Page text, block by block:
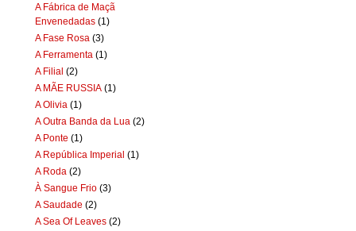
A Fábrica de Maçã
Envenedadas (1)
A Fase Rosa (3)
A Ferramenta (1)
A Filial (2)
A MÃE RUSSIA (1)
A Olivia (1)
A Outra Banda da Lua (2)
A Ponte (1)
A República Imperial (1)
A Roda (2)
À Sangue Frio (3)
A Saudade (2)
A Sea Of Leaves (2)